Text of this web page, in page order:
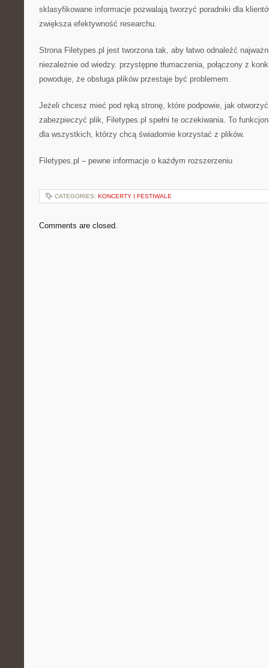
sklasyfikowane informacje pozwalają tworzyć poradniki dla
zwiększa efektywność researchu.
Strona Filetypes.pl jest tworzona tak, aby łatwo odnaleźć
niezależnie od wiedzy. przystępne tłumaczenia, połączony z
powoduje, że obsługa plików przestaje być problemem.
Jeżeli chcesz mieć pod ręką stronę, które podpowie, jak
zabezpieczyć plik, Filetypes.pl spełni te oczekiwania. To
dla wszystkich, którzy chcą świadomie korzystać z plików.
Filetypes.pl – pewne informacje o każdym rozszerzeniu
CATEGORIES: KONCERTY I FESTIWALE
Comments are closed.